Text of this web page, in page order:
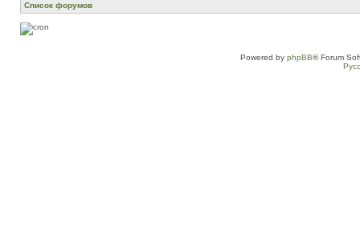
Список форумов
Powered by phpBB® Forum